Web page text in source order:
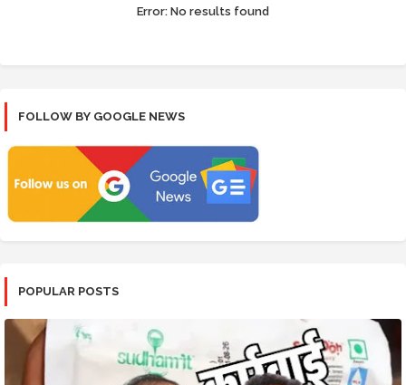
Error: No results found
FOLLOW BY GOOGLE NEWS
POPULAR POSTS